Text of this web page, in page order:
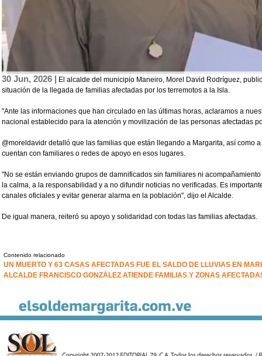
30 Jun, 2026 | El alcalde del municipio Maneiro, Morel David Rodríguez,
situación de la llegada de familias afectadas por los terremotos a la Isla.
"Ante las informaciones que han circulado en las últimas horas, aclaramos a
nacional establecido para la atención y movilización de las personas afectadas
@moreldavidr detalló que las familias que están llegando a Margarita, así como
cuentan con familiares o redes de apoyo en esos lugares.
"No se están enviando grupos de damnificados sin familiares ni
la calma, a la responsabilidad y a no difundir noticias no verificadas. Es
canales oficiales y evitar generar alarma en la población", dijo el Alcalde.
De igual manera, reiteró su apoyo y solidaridad con todas las familias afectadas.
Contenido relacionado
UN MUERTO Y 63 CASAS AFECTADAS FUE EL SALDO DE LLUVIAS EN
ALCALDE FRANCISCO GONZÁLEZ ATIENDE FAMILIAS Y ZONAS